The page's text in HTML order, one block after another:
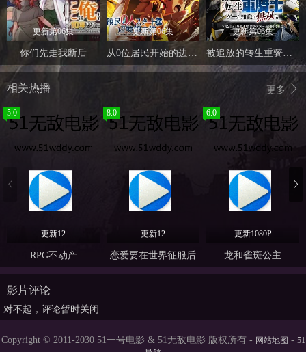
更新第06集
你们先走我断后
更新第06集
从0位居民开始的边境领主大人
更新第06集
被追放的转生重骑士用游戏知识开无双
更多
相关热播
5.0
更新12
RPG不动产
8.0
更新12
恋爱要在世界征服后
6.0
更新1080P
龙和雀斑公主
影片评论
对不起，评论暂时关闭
Copyright © 2011-2030 51一号电影 & 51无敌电影 版权所有 - 网站地图 - 51